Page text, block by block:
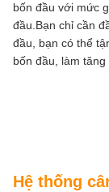
bốn đầu với mức
đầu.Bạn chỉ cần
đầu, bạn có thể
bốn đầu, làm
Hệ thống